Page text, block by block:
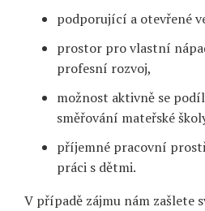
podporující a otevřené
prostor pro vlastní
profesní rozvoj,
možnost aktivně se
směřování mateřské
příjemné pracovní
práci s dětmi.
V případě zájmu nám zašlete